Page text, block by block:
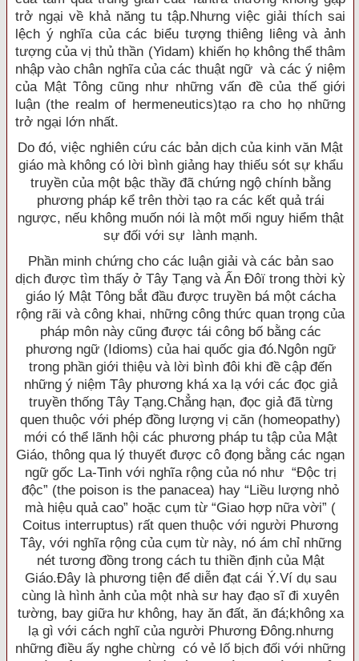
trở ngại về khả năng tu tập.Nhưng việc giải thích sai
lệch ý nghĩa của các biểu tượng thiêng liêng và ảnh
tượng của vị thủ thần (Yidam) khiến họ không thể thâm
nhập vào chân nghĩa của các thuật ngữ và các ý niệm
của Mật Tông cũng như những vấn đề của thế giới
luận (the realm of hermeneutics)tạo ra cho họ những
trở ngại lớn nhất.
Do đó, việc nghiên cứu các bản dịch của kinh văn Mật
giáo mà không có lời bình giảng hay thiếu sót sự khẩu
truyền của một bậc thầy đã chứng ngộ chính bằng
phương pháp kể trên thời tạo ra các kết quả trái
ngược, nếu không muốn nói là một mối nguy hiểm thật
sự đối với sự lành mạnh.
Phần minh chứng cho các luận giải và các bản sao
dịch được tìm thấy ở Tây Tạng và Ấn Ðôï trong thời kỳ
giáo lý Mật Tông bắt đầu được truyền bá một cácha
rộng rãi và công khai, những công thức quan trọng của
pháp môn này cũng được tái công bố bằng các
phương ngữ (Idioms) của hai quốc gia đó.Ngôn ngữ
trong phần giới thiệu và lời bình đôi khi đề cập đến
những ý niệm Tây phương khá xa lạ với các đọc giả
truyền thống Tây Tạng.Chẳng hạn, đọc giả đã từng
quen thuộc với phép đồng lượng vị căn (homeopathy)
mới có thể lãnh hội các phương pháp tu tập của Mật
Giáo, thông qua lý thuyết được cô đọng bằng các ngạn
ngữ gốc La-Tinh với nghĩa rộng của nó như “Ðộc trị
độc” (the poison is the panacea) hay “Liều lượng nhỏ
mà hiệu quả cao” hoặc cụm từ “Giao hợp nữa vời” (
Coitus interruptus) rất quen thuộc với người Phương
Tây, với nghĩa rộng của cụm từ này, nó ám chỉ những
nét tương đồng trong cách tu thiền định của Mật
Giáo.Ðây là phương tiện để diễn đạt cái Ý.Ví dụ sau
cùng là hình ảnh của một nhà sư hay đạo sĩ đi xuyên
tường, bay giữa hư không, hay ăn đất, ăn đá;không xa
lạ gì với cách nghĩ của người Phương Ðông.nhưng
những điều ấy nghe chừng có vẻ lố bịch đối với những